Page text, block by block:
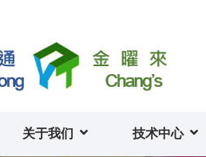
关于我们 技术中心